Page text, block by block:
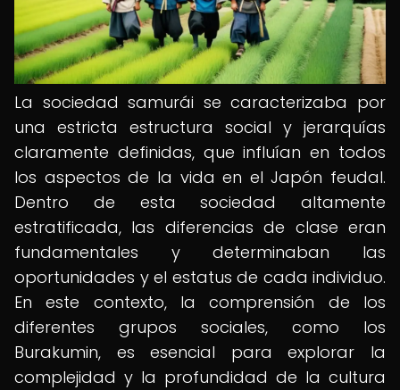
La sociedad samurái se caracterizaba por
una estricta estructura social y jerarquías
claramente definidas, que influían en todos
los aspectos de la vida en el Japón feudal.
Dentro de esta sociedad altamente
estratificada, las diferencias de clase eran
fundamentales y determinaban las
oportunidades y el estatus de cada individuo.
En este contexto, la comprensión de los
diferentes grupos sociales, como los
Burakumin, es esencial para explorar la
complejidad y la profundidad de la cultura